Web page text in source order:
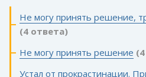
Не могу принять решение,
(4 ответа)
Не могу принять решение
Устал от прокрастинации.